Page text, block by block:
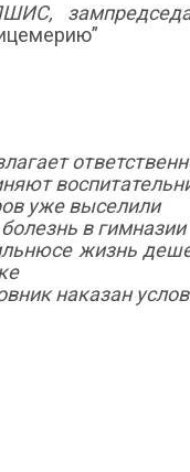
уже выселили
в гимназии
жизнь
наказан